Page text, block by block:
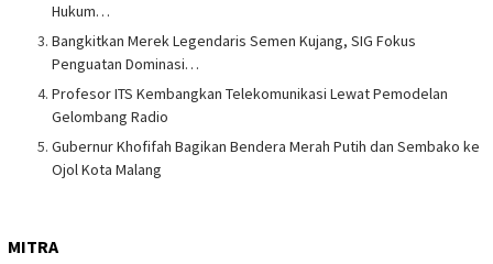
Hukum…
Bangkitkan Merek Legendaris Semen Kujang, SIG Fokus
Penguatan Dominasi…
Profesor ITS Kembangkan Telekomunikasi Lewat Pemodelan
Gelombang Radio
Gubernur Khofifah Bagikan Bendera Merah Putih dan Sembako ke
Ojol Kota Malang
MITRA